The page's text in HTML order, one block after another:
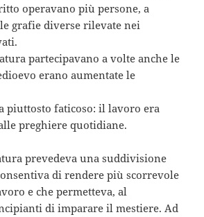
operavano più persone, a
grafie diverse rilevate nei
partecipavano a volte anche le
erano aumentate le
piuttosto faticoso: il lavoro era
preghiere quotidiane.
prevedeva una suddivisione
di rendere più scorrevole
e che permetteva, al
di imparare il mestiere. Ad